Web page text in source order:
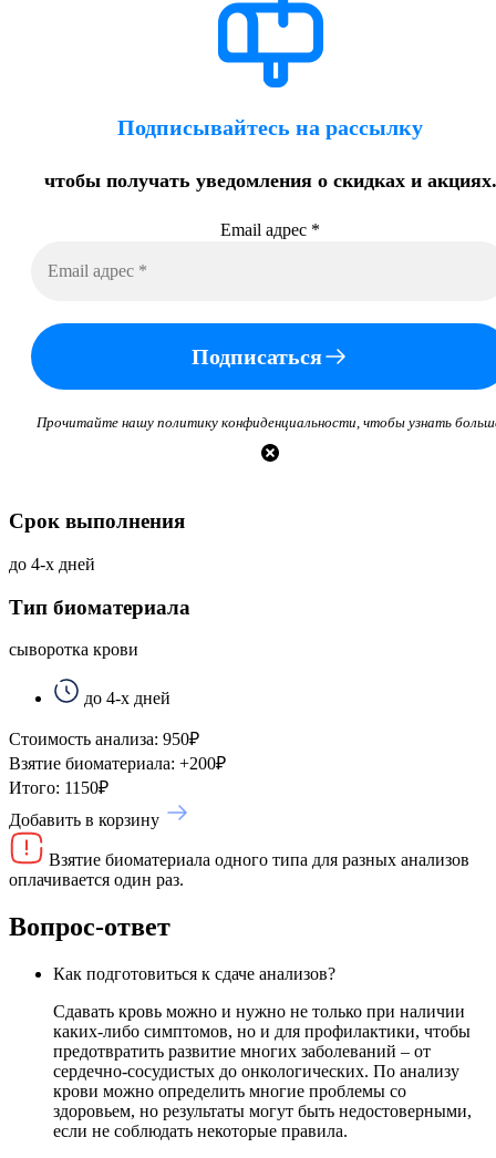
Подписывайтесь на рассылку
чтобы получать уведомления о скидках и акциях.
Email адрес *
Подписаться
Прочитайте нашу политику конфиденциальности, чтобы узнать
Срок выполнения
до 4-х дней
Тип биоматериала
сыворотка крови
до 4-х дней
Стоимость анализа: 950₽
Взятие биоматериала: +200₽
Итого: 1150₽
Добавить в корзину
Взятие биоматериала одного типа для разных анализов
оплачивается один раз.
Вопрос-ответ
Как подготовиться к сдаче анализов?
Сдавать кровь можно и нужно не только при наличии
каких-либо симптомов, но и для профилактики, чтобы
предотвратить развитие многих заболеваний – от
сердечно-сосудистых до онкологических. По анализу
крови можно определить многие проблемы со
здоровьем, но результаты могут быть недостоверными,
если не соблюдать некоторые правила.